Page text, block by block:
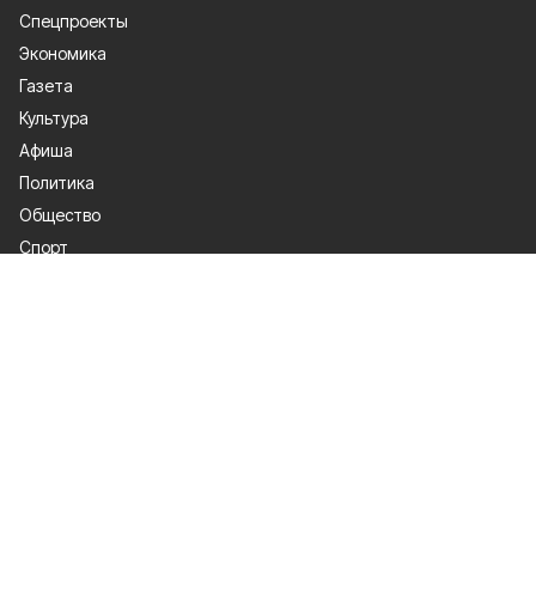
Спецпроекты
Экономика
Газета
Культура
Афиша
Политика
Общество
Спорт